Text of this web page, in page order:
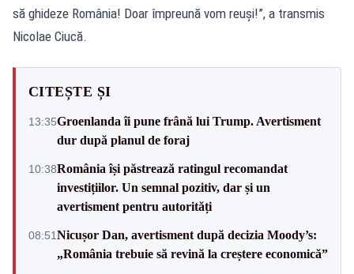
să ghideze România! Doar împreună vom reuși!”, a transmis
Nicolae Ciucă.
CITEȘTE ȘI
13:35Groenlanda îi pune frână lui Trump. Avertisment
dur după planul de foraj
10:38România își păstrează ratingul recomandat
investițiilor. Un semnal pozitiv, dar și un
avertisment pentru autorități
08:51Nicușor Dan, avertisment după decizia Moody’s:
„România trebuie să revină la creștere economică”